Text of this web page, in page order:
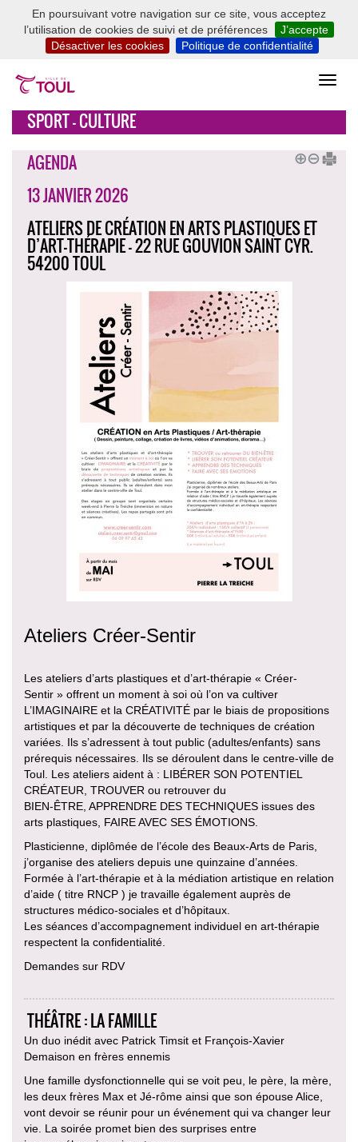
En poursuivant votre navigation sur ce site, vous acceptez
l’utilisation de cookies de suivi et de préférences
J’accepte
Désactiver les cookies
Politique de confidentialité
SPORT - CULTURE
AGENDA
13 JANVIER 2026
ATELIERS DE CRÉATION EN ARTS PLASTIQUES ET
D’ART-THÉRAPIE - 22 RUE GOUVION SAINT CYR.
54200 TOUL
Ateliers Créer-Sentir
Les ateliers d’arts plastiques et d’art-thérapie « Créer-
Sentir » offrent un moment à soi où l’on va cultiver
L’IMAGINAIRE et la CRÉATIVITÉ par le biais de propositions
artistiques et par la découverte de techniques de création
variées. Ils s’adressent à tout public (adultes/enfants) sans
prérequis nécessaires. Ils se déroulent dans le centre-ville de
Toul. Les ateliers aident à : LIBÉRER SON POTENTIEL
CRÉATEUR, TROUVER ou retrouver du
BIEN-ÊTRE, APPRENDRE DES TECHNIQUES issues des
arts plastiques, FAIRE AVEC SES ÉMOTIONS.
Plasticienne, diplômée de l’école des Beaux-Arts de Paris,
j’organise des ateliers depuis une quinzaine d’années.
Formée à l’art-thérapie et à la médiation artistique en relation
d’aide ( titre RNCP ) je travaille également auprès de
structures médico-sociales et d’hôpitaux.
Les séances d’accompagnement individuel en art-thérapie
respectent la confidentialité.
Demandes sur RDV
THÉÂTRE : LA FAMILLE
Un duo inédit avec Patrick Timsit et François-Xavier
Demaison en frères ennemis
Une famille dysfonctionnelle qui se voit peu, le père, la mère,
les deux frères Max et Jé-rôme ainsi que son épouse Alice,
vont devoir se réunir pour un événement qui va changer leur
vie. La soirée promet bien des surprises entre